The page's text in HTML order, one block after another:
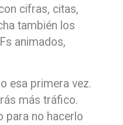
cifras, citas,
también los
animados,
esa primera vez.
más tráfico.
para no hacerlo